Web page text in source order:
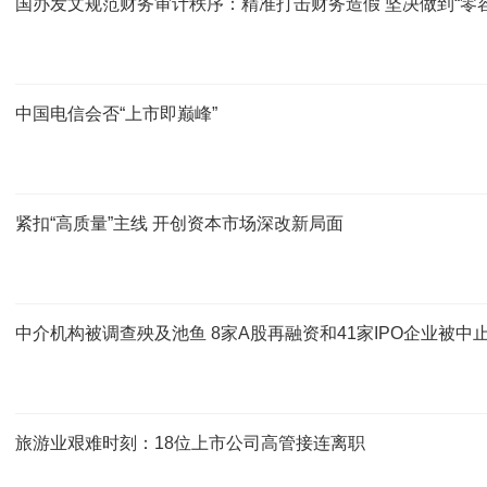
中国电信会否“上市即巅峰”
紧扣“高质量”主线 开创资本市场深改新局面
中介机构被调查殃及池鱼 8家A股再融资和41家IPO企业被中
旅游业艰难时刻：18位上市公司高管接连离职